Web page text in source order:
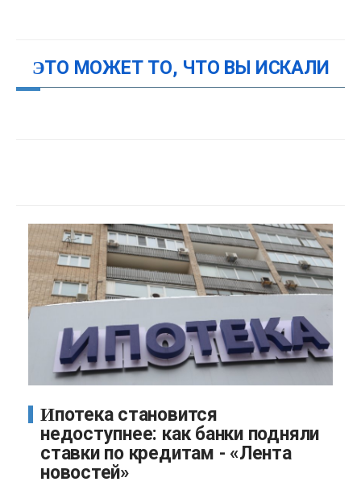
ЭТО МОЖЕТ ТО, ЧТО ВЫ ИСКАЛИ
Ипотека становится
недоступнее: как банки подняли
ставки по кредитам - «Лента
новостей»